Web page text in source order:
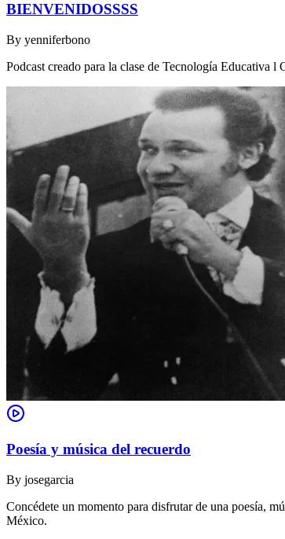
BIENVENIDOSSSS
By yenniferbono
Podcast creado para la clase de Tecnología Educativa
Poesía y música del recuerdo
By josegarcia
Concédete un momento para disfrutar de una poesía,
México.